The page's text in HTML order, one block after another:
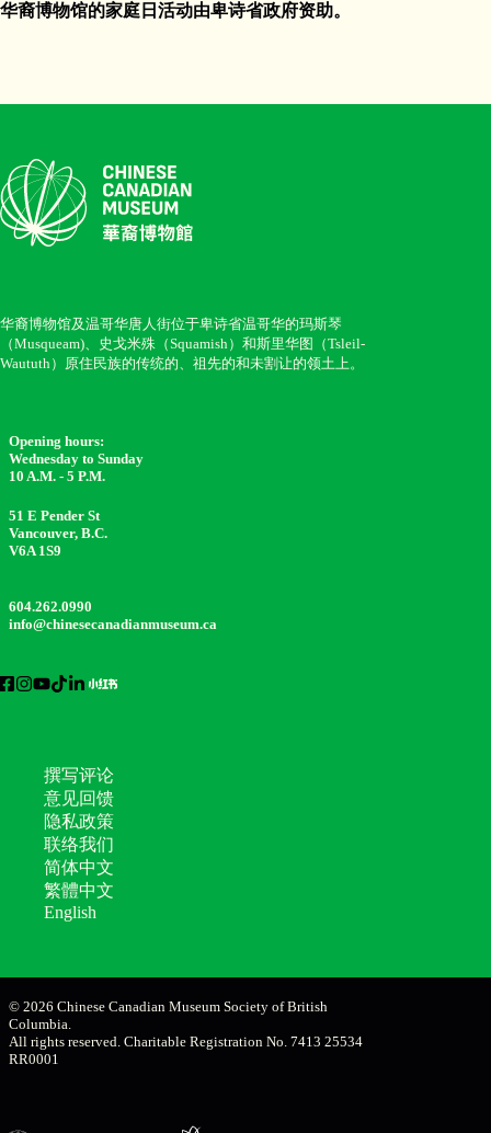
华裔博物馆的家庭日活动由卑诗省政府资助。
华裔博物馆及温哥华唐人街位于卑诗省温哥华的玛斯琴
（Musqueam)、史戈米殊（Squamish）和斯里华图（Tsleil-
Waututh）原住民族的传统的、祖先的和未割让的领土上。
Opening hours:
Wednesday to Sunday
10 A.M. - 5 P.M.
51 E Pender St
Vancouver, B.C.
V6A 1S9
604.262.0990
info@chinesecanadianmuseum.ca
撰写评论
意见回馈
隐私政策
联络我们
简体中文
繁體中文
English
© 2026 Chinese Canadian Museum Society of British
Columbia.
All rights reserved. Charitable Registration No. 7413 25534
RR0001